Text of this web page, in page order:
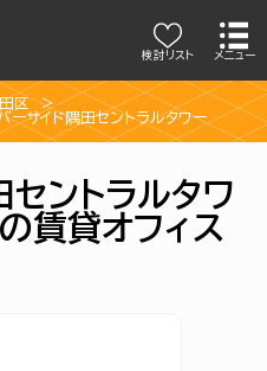
検討リスト メニュー
区
ーサイド隅田セントラルタワー
セントラルタワ
賃貸オフィス